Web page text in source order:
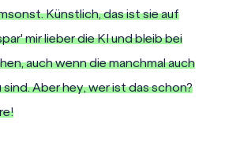
Künstlich, das ist sie auf
mir lieber die KI und bleib bei
auch wenn die manchmal auch
Aber hey, wer ist das schon?